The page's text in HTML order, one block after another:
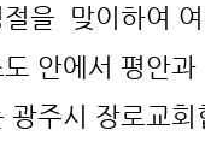
절을 맞이하여
도 안에서 평안
광주시 장로교